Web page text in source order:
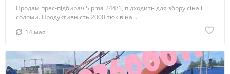
Продам прес-підбирач Sipma 244/1, підходить для збору сіна і
соломи. Продуктивність 2000 тюків на...
14 мая